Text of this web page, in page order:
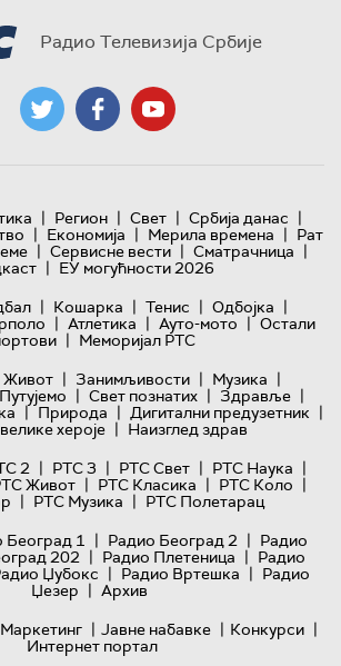
Радио Телевизија Србије
| Регион | Свет | Србија данас |
| Економија | Мерила времена | Рат
| Сервисне вести | Сматрачница |
| ЕУ могућности 2026
| Кошарка | Тенис | Одбојка |
| Атлетика | Ауто-мото | Остали
| Меморијал РТС
Живот | Занимљивости | Музика |
Путујемо | Свет познатих | Здравље |
| Природа | Дигитални предузетник |
хероје | Наизглед здрав
2 | РТС 3 | РТС Свет | РТС Наука |
Живот | РТС Класика | РТС Коло |
| РТС Музика | РТС Полетарац
Београд 1 | Радио Београд 2 | Радио
202 | Радио Плетеница | Радио
Џубокс | Радио Вртешка | Радио
Џезер | Архив
Маркетинг | Јавне набавке | Конкурси |
Интернет портал